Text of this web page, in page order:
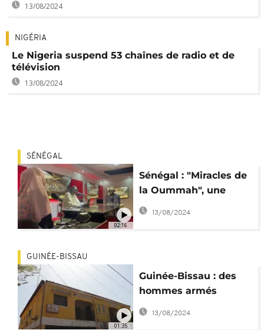
13/08/2024
NIGÉRIA
Le Nigeria suspend 53 chaînes de radio et de
télévision
13/08/2024
02:16
SÉNÉGAL
Sénégal : "Miracles de
la Oummah", une
émission religieuse
qui cartonne
13/08/2024
01:35
GUINÉE-BISSAU
Guinée-Bissau : des
hommes armés
attaquent les locaux
d'une radio privée
13/08/2024